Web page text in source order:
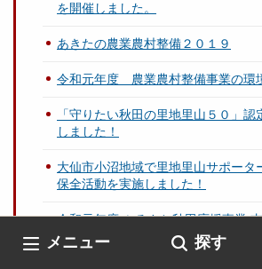
メニュー 探す
を開催しました。
あきたの農業農村整備２０１９
令和元年度 農業農村整備事業の環
「守りたい秋田の里地里山５０」
しました！
大仙市小沼地域で里地里山サポータ
保全活動を実施しました！
令和元年度 ふるさと秋田応援事業
Ｃｏｏｌ（クール）な農山漁村を動